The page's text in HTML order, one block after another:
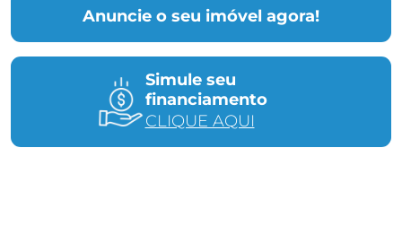
Anuncie o seu imóvel agora!
Simule seu
financiamento
CLIQUE AQUI